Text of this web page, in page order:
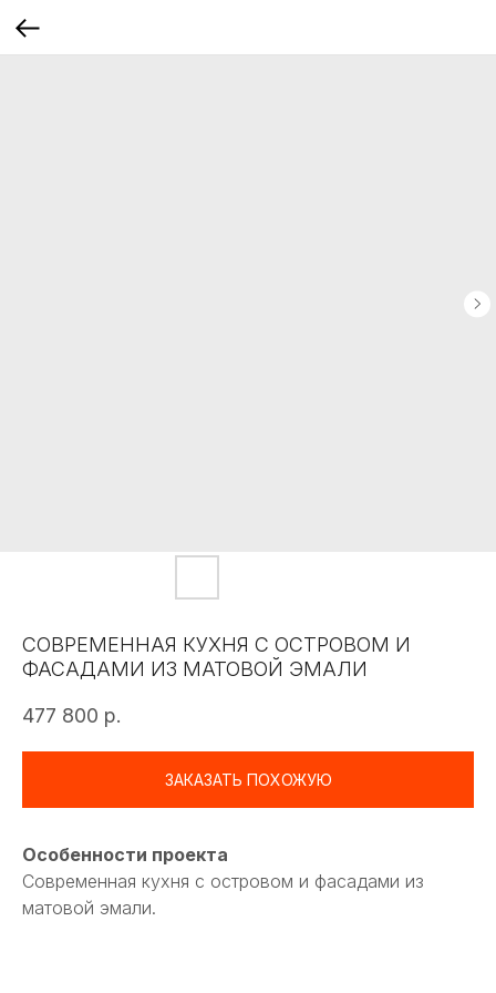
СОВРЕМЕННАЯ КУХНЯ С ОСТРОВОМ И
ФАСАДАМИ ИЗ МАТОВОЙ ЭМАЛИ
477 800 р.
ЗАКАЗАТЬ ПОХОЖУЮ
Особенности проекта
Современная кухня с островом и фасадами из
матовой эмали.